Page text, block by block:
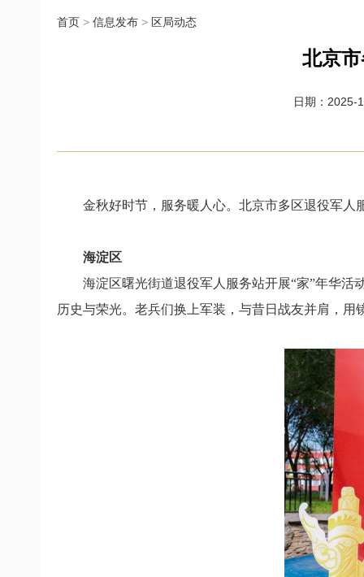
首页 > 信息发布 > 区局动态
北京
日期：2025-
金秋好时节，服务暖人心。 北京市多区退役军人
海淀区
海淀区曙光街道退役军人服务站开展“家”年华活
历史与荣光。 老兵们换上军装，与昔日战友并肩， 用